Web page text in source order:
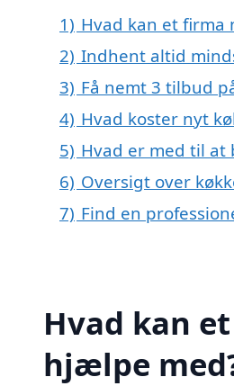
1) Hvad kan et firma
2) Indhent altid
3) Få nemt 3 tilbud
4) Hvad koster nyt
5) Hvad er med til at
6) Oversigt over
7) Find en
Hvad kan
hjælpe